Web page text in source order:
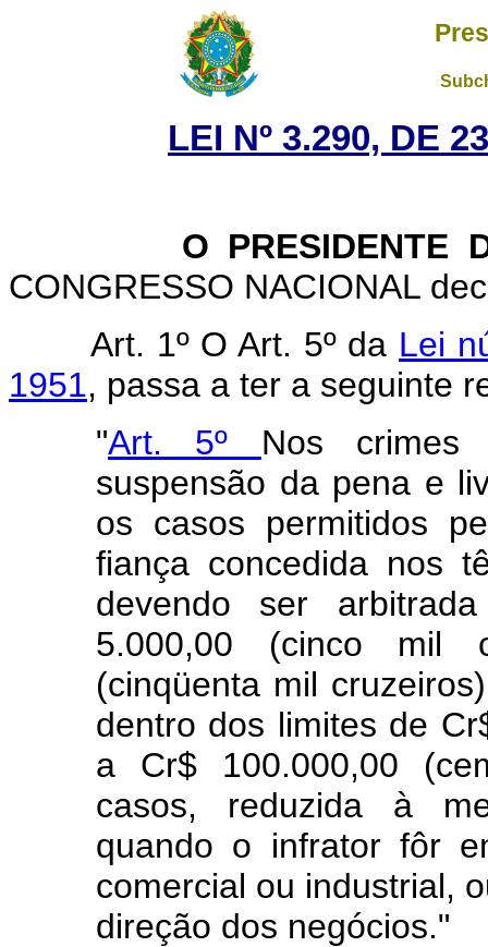
LEI Nº 3.290, DE
O PRESIDENTE DA
CONGRESSO NACIONAL
Art. 1º O Art. 5º da Lei
1951, passa a ter a seguinte
"Art. 5º Nos crimes
suspensão da pena e
os casos permitidos
fiança concedida nos
devendo ser
5.000,00 (cinco mil
(cinqüenta mil
dentro dos limites de
a Cr$ 100.000,00
casos, reduzida à
quando o infrator fôr
comercial ou industrial,
direção dos negócios."